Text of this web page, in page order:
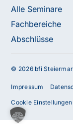
Unterstützung?
Unser Team ist
Kontakt mit uns
Alle Seminare
Fachbereiche
Abschlüsse
© 2026 bfi
Impressum
Cookie Einstellungen